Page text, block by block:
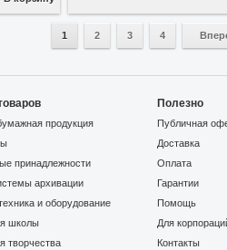
1 2 3 4
продукция
принадлежности
архивации
и оборудование
школы
творчества
Полезно
Публичная
Доставка
Оплата
Гарантии
Помощь
Для
Контакты